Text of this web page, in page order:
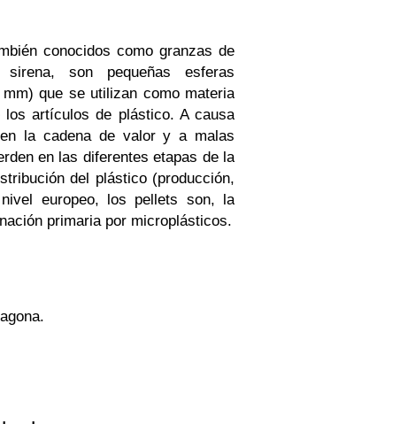
conocidos como granzas de
son pequeñas esferas
que se utilizan como materia
artículos de plástico. A causa
la cadena de valor y a malas
en las diferentes etapas de la
del plástico (producción,
europeo, los pellets son, la
primaria por microplásticos.